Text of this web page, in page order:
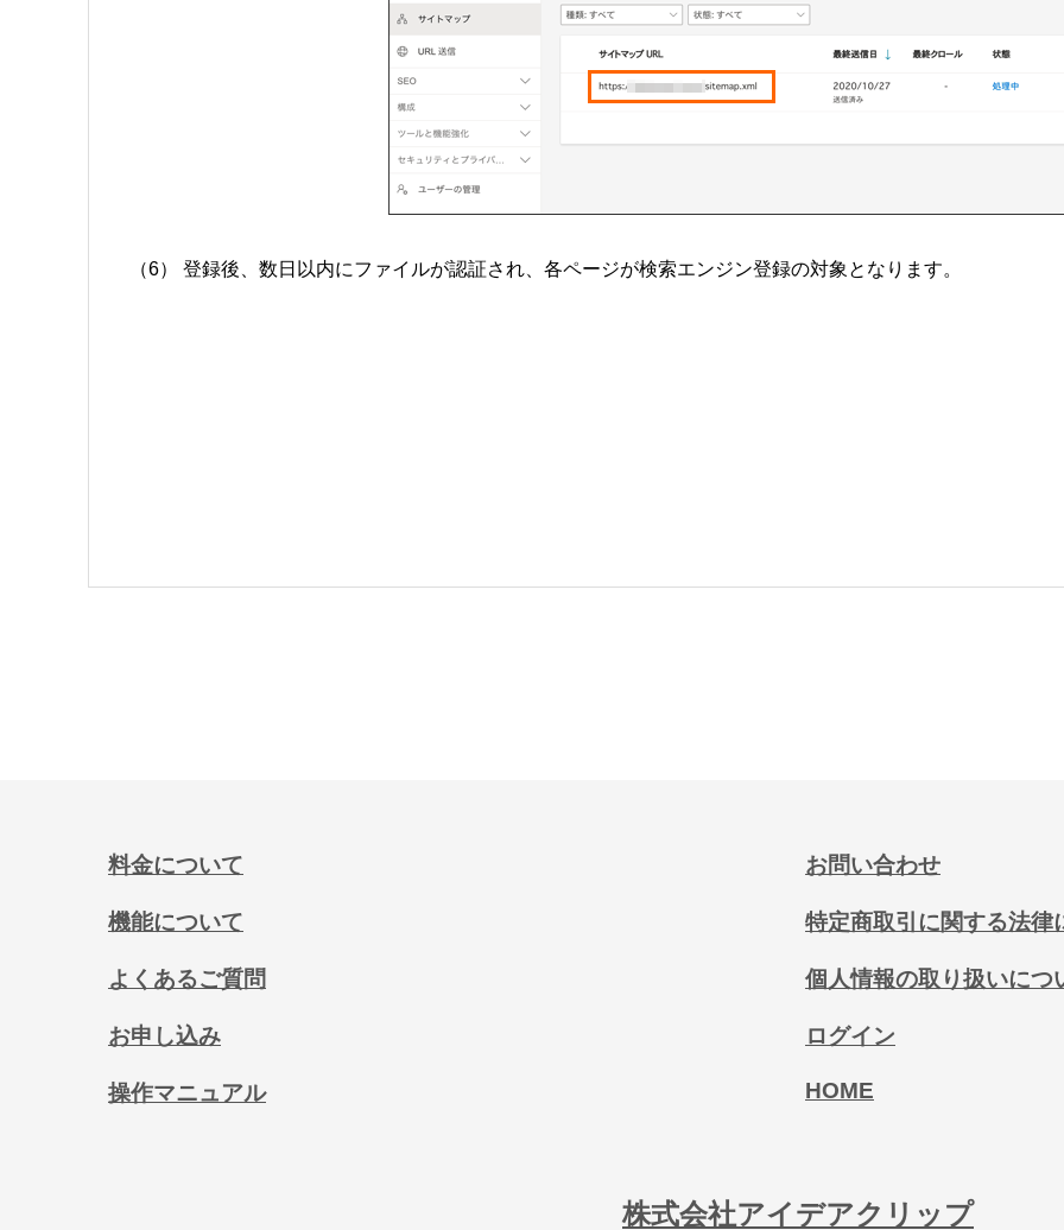
（6） 登録後、数日以内にファイルが認証され、各ページが検索エンジン登録の対象となります。
料金について
機能について
よくあるご質問
お申し込み
操作マニュアル
お問い合わせ
特定商取引に関する法律
個人情報の取り扱いにつ
ログイン
HOME
株式会社アイデアクリップ